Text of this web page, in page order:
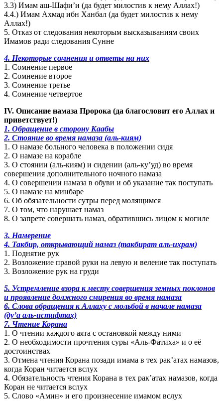
3.3) Имам аш-Шафи’и (да будет милостив к нему Аллах!)
4.4.) Имам Ахмад ибн Ханбал (да будет милостив к нему
Аллах!)
5. Отказ от следования некоторым высказываниям своих
Имамов ради следования Сунне
4. Некоторые сомнения и ответы на них
1. Сомнение первое
2. Сомнение второе
3. Сомнение третье
4. Сомнение четвертое
IV. Описание намаза Пророка (да благословит его Аллах и
приветствует!)
1. Обращение в сторону Каабы
2. Стояние во время намаза (аль-киям)
1. О намазе больного человека в положении сидя
2. О намазе на корабле
3. О стоянии (аль-киям) и сидении (аль-ку’уд) во время
совершения дополнительного ночного намаза
4. О совершении намаза в обуви и об указание так поступать
5. О намазе на минбаре
6. Об обязательности сутры перед молящимся
7. О том, что нарушает намаз
8. О запрете совершать намаз, обратившись лицом к могиле
3. Намерение
4. Такбир, открывающий намаз (такбират аль-ихрам)
1. Поднятие рук
2. Возложение правой руки на левую и веление так поступать
3. Возложение рук на груди
5. Устремление взора к месту совершения земных поклонов
и проявление должного смирения во время намаза
6. Слова обращения к Аллаху с мольбой в начале намаза
(ду’а аль-истифтах)
7. Чтение Корана
1. О чтении каждого аята с остановкой между ними
2. О необходимости прочтения суры «Аль-Фатиха» и о её
достоинствах
3. Отмена чтения Корана позади имама в тех рак’атах намазов,
когда Коран читается вслух
4. Обязательность чтения Корана в тех рак’атах намазов, когда
Коран не читается вслух
5. Слово «Амин» и его произнесение имамом вслух